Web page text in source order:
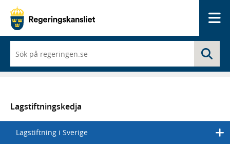
du
börjar
skriva
en
lista
med
sökförslag
Lagstiftningskedja
Lagstiftning i Sverige